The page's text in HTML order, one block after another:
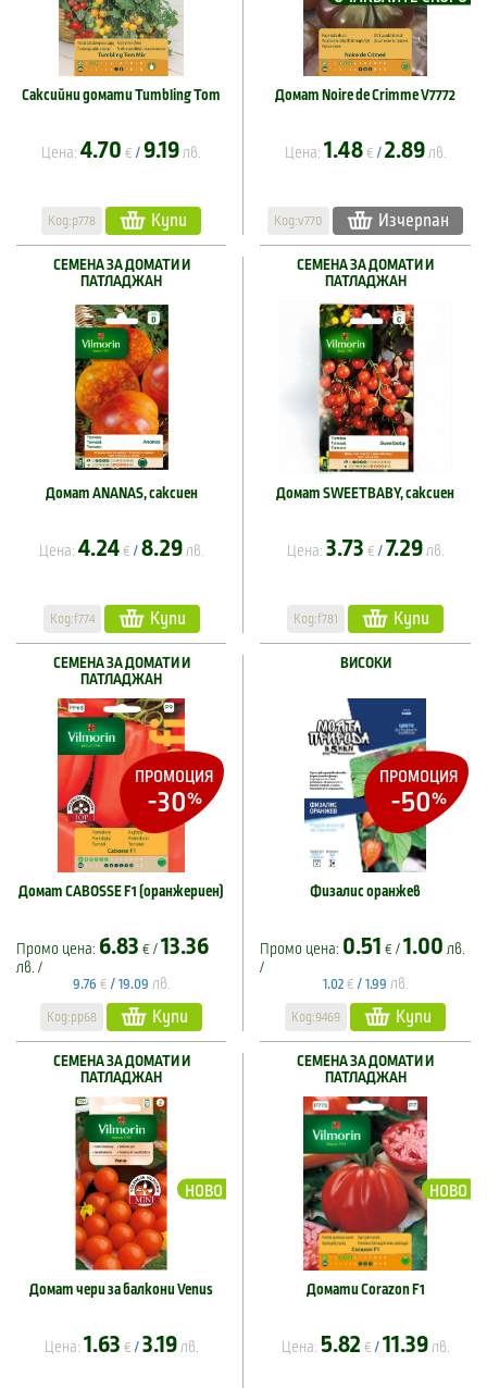
Саксийни домати Tumbling Tom
Цена: 4.70 € / 9.19 лв.
Код:p778 Купи
Домат Noire de Crimme V7772
Цена: 1.48 € / 2.89 лв.
Код:v770 Изчерпан
СЕМЕНА ЗА ДОМАТИ И
ПАТЛАДЖАН
Домат ANANAS, саксиен
Цена: 4.24 € / 8.29 лв.
Код:f774 Купи
СЕМЕНА ЗА ДОМАТИ И
ПАТЛАДЖАН
Домат SWEETBABY, саксиен
Цена: 3.73 € / 7.29 лв.
Код:f781 Купи
ПРОМОЦИЯ
-30%
СЕМЕНА ЗА ДОМАТИ И
ПАТЛАДЖАН
Домат CABOSSE F1 (оранжериен)
Промо цена: 6.83 € / 13.36
лв. /
9.76 € / 19.09 лв.
Код:pp68 Купи
ПРОМОЦИЯ
-50%
ВИСОКИ
Физалис оранжев
Промо цена: 0.51 € / 1.00 лв.
/
1.02 € / 1.99 лв.
Код:9469 Купи
НОВО
СЕМЕНА ЗА ДОМАТИ И
ПАТЛАДЖАН
Домат чери за балкони Venus
Цена: 1.63 € / 3.19 лв.
НОВО
СЕМЕНА ЗА ДОМАТИ И
ПАТЛАДЖАН
Домати Corazon F1
Цена: 5.82 € / 11.39 лв.